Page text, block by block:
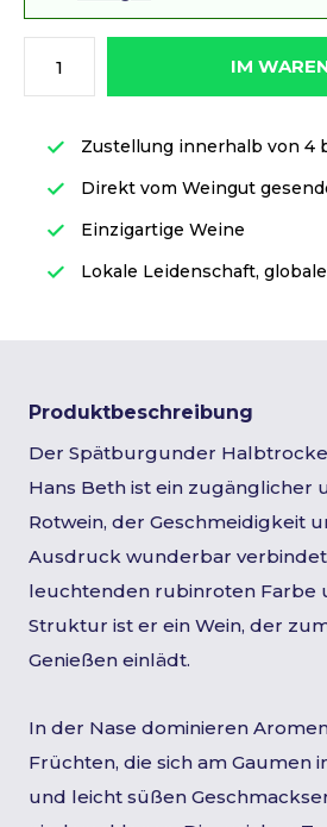
IM
Zustellung innerhalb von 4
Direkt vom Weingut
Einzigartige Weine
Lokale Leidenschaft,
Produktbeschreibung
Der Spätburgunder
Hans Beth ist ein zugänglicher
Rotwein, der Geschmeidigkeit
Ausdruck wunderbar
leuchtenden rubinroten Farbe
Struktur ist er ein Wein, der
Genießen einlädt.
In der Nase dominieren
Früchten, die sich am Gaumen
und leicht süßen